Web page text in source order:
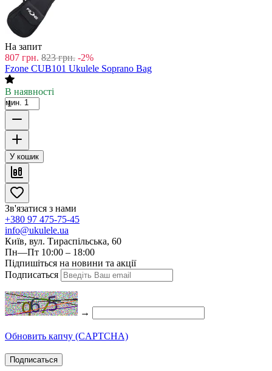
На запит
807 грн. 823 грн. -2%
Fzone CUB101 Ukulele Soprano Bag
В наявності
мин. 1
У кошик
Зв'язатися з нами
+380 97 475-75-45
info@ukulele.ua
Київ, вул. Тираспільська, 60
Пн—Пт 10:00 – 18:00
Підпишіться на новини та акції
Подписаться
→
Обновить капчу (CAPTCHA)
Подписаться